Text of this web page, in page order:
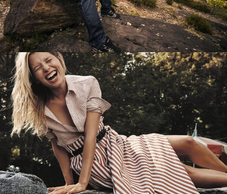
Смотреть проект
Имиджевый сайт для сети магазинов
Soho Project
Смотреть проект